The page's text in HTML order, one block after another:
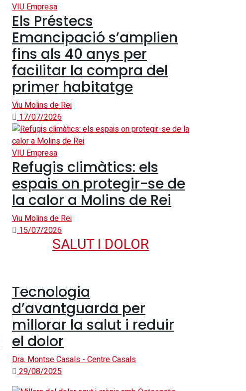
VIU Empresa
Els Préstecs
Emancipació s’amplien
fins als 40 anys per
facilitar la compra del
primer habitatge
Viu Molins de Rei
17/07/2026
VIU Empresa
Refugis climàtics: els
espais on protegir-se de
la calor a Molins de Rei
Viu Molins de Rei
15/07/2026
SALUT I DOLOR
Tecnologia
d’avantguarda per
millorar la salut i reduir
el dolor
Dra. Montse Casals - Centre Casals
29/08/2025